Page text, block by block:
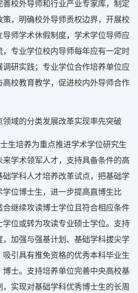
校外导师和行业产业专家库，制定
，明确校外导师责权边界，开展校
师学术休假制度，学术学位导师应
，专业学位校内导师每年应有一定时
调研实践；专业学位合作培养单位应
高校教育教学，促进校内外导师合作
领域的分类发展改革实现率先突破
生培养为重点推进学术学位研究生
学术领军人才，支持具备条件的高
础学科人才培养改革试点，把基础学
位博士生，进一步提高直博生比
继续攻读博士学位且符合相应条件
学位或转为攻读专业硕士学位。支持
加强与强基计划、基础学科拔尖学
引具有推免资格的优秀本科毕业生
士。支持培养单位完善中央高校基
实现对基础学科优秀博士生的长周